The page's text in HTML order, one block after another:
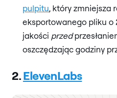
pulpitu, który zmniejsza
eksportowanego pliku o
jakości przed
oszczędzając godziny
2.ElevenLabs